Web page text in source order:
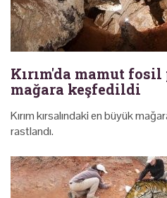
Kırım'da mamut
mağara keşfedildi
Kırım kırsalındaki en büyük
rastlandı.